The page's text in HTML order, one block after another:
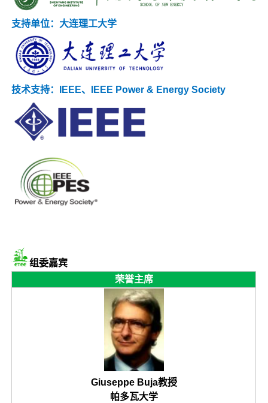
支持单位：大连理工大学
技术支持：IEEE、IEEE Power & Energy Society
组委嘉宾
荣誉主席
Giuseppe Buja教授
帕多瓦大学